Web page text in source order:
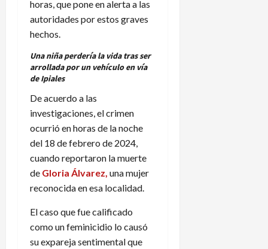
horas, que pone en alerta a las
autoridades por estos graves
hechos.
Una niña perdería la vida tras ser
arrollada por un vehículo en vía
de Ipiales
De acuerdo a las
investigaciones, el crimen
ocurrió en horas de la noche
del 18 de febrero de 2024,
cuando reportaron la muerte
de Gloria Álvarez, una mujer
reconocida en esa localidad.
El caso que fue calificado
como un feminicidio lo causó
su expareja sentimental que